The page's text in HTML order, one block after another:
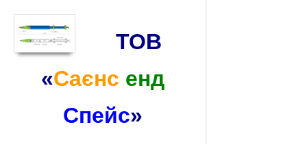
ТОВ
«Саєнс енд
Спейс»